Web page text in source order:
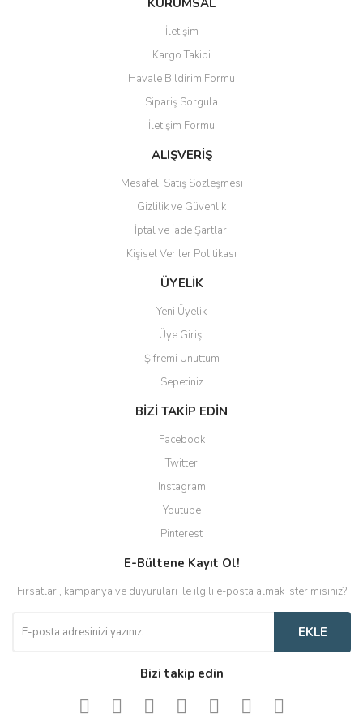
Yorum Yaz
Ürün resmi kalitesiz, bozuk veya görüntülenemiyor.
Ürün açıklamasında eksik bilgiler bulunuyor.
Ürün bilgilerinde hatalar bulunuyor.
Ürün fiyatı diğer sitelerden daha pahalı.
Bu ürüne benzer farklı alternatifler olmalı.
Gönder
KURUMSAL
İletişim
Kargo Takibi
Havale Bildirim Formu
Sipariş Sorgula
İletişim Formu
ALIŞVERİŞ
Mesafeli Satış Sözleşmesi
Gizlilik ve Güvenlik
İptal ve İade Şartları
Kişisel Veriler Politikası
ÜYELİK
Yeni Üyelik
Üye Girişi
Şifremi Unuttum
Sepetiniz
BİZİ TAKİP EDİN
Facebook
Twitter
Instagram
Youtube
Pinterest
E-Bültene Kayıt Ol!
Fırsatları, kampanya ve duyuruları ile ilgili e-posta almak ister misiniz?
EKLE
Bizi takip edin